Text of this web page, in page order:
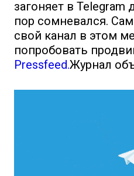
загоняет в Telegram
пор сомневался.
свой канал в этом
попробовать
Pressfeed.Журнал